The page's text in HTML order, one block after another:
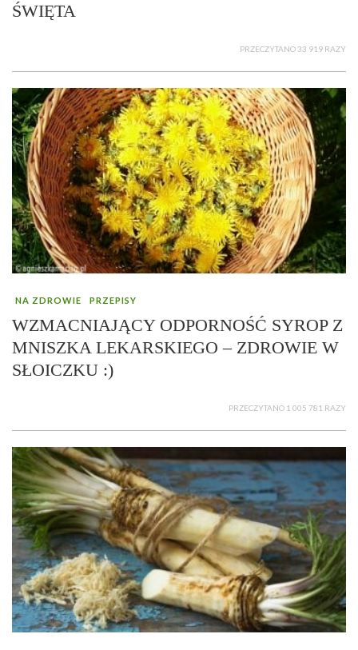
ŚWIĘTA
PRZECZYTANO 33 919 RAZY
NA ZDROWIE PRZEPISY
WZMACNIAJĄCY ODPORNOŚĆ SYROP Z
MNISZKA LEKARSKIEGO – ZDROWIE W
SŁOICZKU :)
PRZECZYTANO 1 005 781 RAZY